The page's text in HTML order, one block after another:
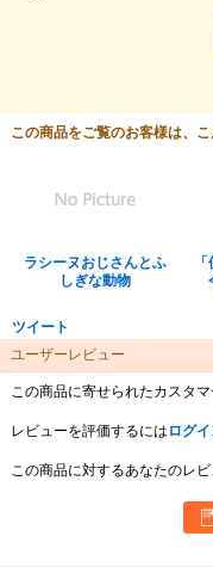
この商品をご覧のお客様は、
ラシーヌおじさんとふ
しぎな動物
ツイート
ユーザーレビュー
この商品に寄せられたカスタ
レビューを評価するには ログ
この商品に対するあなたのレ